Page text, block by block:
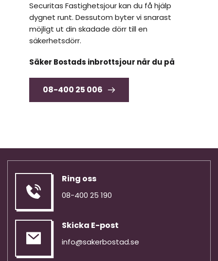
Securitas Fastighetsjour kan du få hjälp
dygnet runt. Dessutom byter vi snarast
möjligt ut din skadade dörr till en
säkerhetsdörr.
Säker Bostads inbrottsjour når du på
08-400 25 006
Ring oss
08-400 25 190
Skicka E-post
info@sakerbostad.se